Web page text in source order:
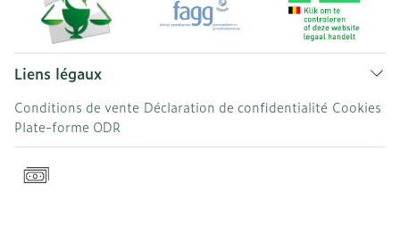
Liens légaux
Conditions de vente Déclaration de confidentialité Cookies
Plate-forme ODR